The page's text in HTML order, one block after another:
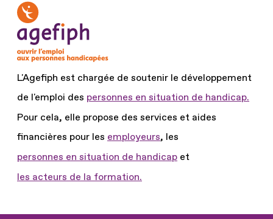
L'Agefiph est chargée de soutenir le développement
de l'emploi des personnes en situation de handicap.
Pour cela, elle propose des services et aides
financières pour les employeurs, les
personnes en situation de handicap et
les acteurs de la formation.